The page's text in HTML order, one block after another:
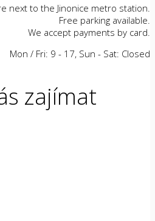
next to the Jinonice metro station.
Free parking available.
We accept payments by card.
Mon / Fri: 9 - 17, Sun - Sat: Closed
zajímat